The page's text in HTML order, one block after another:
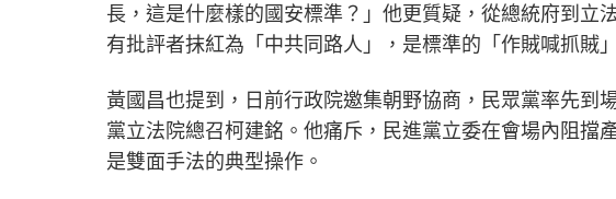
長，這是什麼樣的國安標準？」他更質疑，從總統府到立
有批評者抹紅為「中共同路人」，是標準的「作賊喊抓賊
黃國昌也提到，日前行政院邀集朝野協商，民眾黨率先到
黨立法院總召柯建銘。他痛斥，民進黨立委在會場內阻擋
是雙面手法的典型操作。